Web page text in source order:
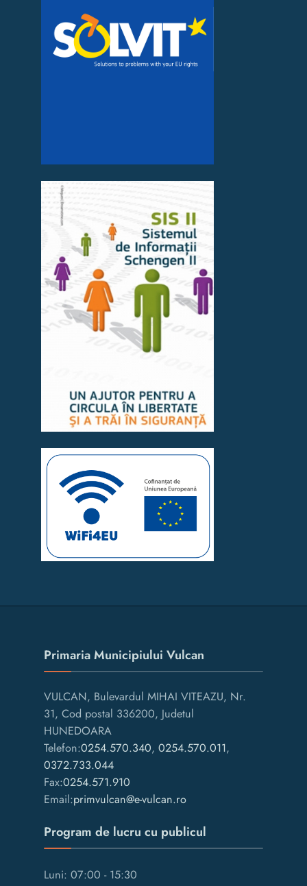
Primaria Municipiului Vulcan
VULCAN, Bulevardul MIHAI VITEAZU, Nr.
31, Cod postal 336200, Judetul
HUNEDOARA
Telefon:0254.570.340, 0254.570.011,
0372.733.044
Fax:0254.571.910
Email:primvulcan@e-vulcan.ro
Program de lucru cu publicul
Luni: 07:00 - 15:30